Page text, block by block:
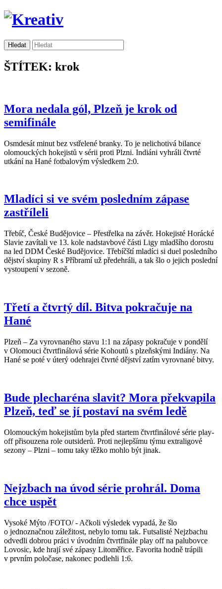
ŠTÍTEK: krok
Mora nedala gól, Plzeň je krok od
semifinále
Osmdesát minut bez vstřelené branky. To je nelichotivá bilance
olomouckých hokejistů v sérii proti Plzni. Indiáni vyhráli čtvrté
utkání na Hané fotbalovým výsledkem 2:0.
Mladíci si ve svém posledním zápase
zastříleli
Třebíč, České Budějovice – Přestřelka na závěr. Hokejisté Horácké
Slavie zavítali ve 13. kole nadstavbové části Ligy mladšího dorostu
na led DDM České Budějovice. Třebíčští mladíci si duel posledního
dějství skupiny R s Příbramí už předehráli, a tak šlo o jejich poslední
vystoupení v sezoně.
Třetí a čtvrtý díl. Bitva pokračuje na
Hané
Plzeň – Za vyrovnaného stavu 1:1 na zápasy pokračuje v pondělí
v Olomouci čtvrtfinálová série Kohoutů s plzeňskými Indiány. Na
Hané se poté v úterý odehrajei čtvrté dějství zatím vyrovnané bitvy.
Bude plecharéna slavit? Mora překvapila
Plzeň, teď se jí postaví na svém ledě
Olomouckým hokejistům byla před startem čtvrtfinálové série play-
off přisouzena role outsiderů. Proti nejlepšímu týmu extraligové
sezony – Plzni – tomu taky těžko mohlo být jinak.
Nejzbach na úvod série prohrál. Doma
chce uspět
Vysoké Mýto /FOTO/ - Ačkoli výsledek vypadá, že šlo
o jednoznačnou záležitost, nebylo tomu tak. Futsalisté Nejzbachu
odvedli dobrou práci v úvodním čtvrtfinále play off na palubovce
Lovosic, kde hrají své zápasy Litoměřice. Favorita hodně trápili
v prvním poločase, nakonec podlehli 1:6.